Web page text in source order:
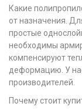
Какие
от назначения.
простые
необходимы
компенсируют
деформацию. У
производителей.
Почему стоит